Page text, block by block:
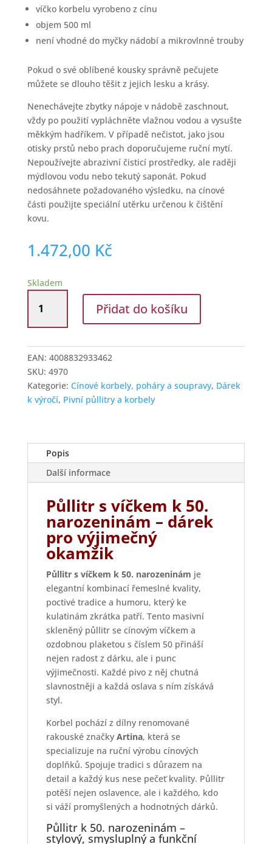
víčko korbelu vyrobeno z cínu
objem 500 ml
není vhodné do myčky nádobí a mikrovlnné trouby
Pokud o své oblíbené kousky správně pečujete
můžete se dlouho těšit z jejich lesku a krásy.
Nenechávejte zbytky nápoje v nádobě zaschnout,
vždy po použití vypláchněte vlažnou vodou a vysušte
měkkým hadříkem. V případě nečistot, jako jsou
otisky prstů nebo prach doporučujeme ruční mytí.
Nepoužívejte abrazivní čisticí prostředky, ale raději
mýdlovou vodu nebo tekutý saponát. Pokud
nedosáhnete požadovaného výsledku, na cínové
části použijte speciální utěrku určenou k čištění
kovu.
1.472,00 Kč
Skladem
půllitr
k
narozeninám
s
cínovým
víčkem
množství
Přidat do košíku
EAN: 4008832933462
SKU: 4970
Kategorie: Cínové korbely, poháry a soupravy, Dárek
k výročí, Pivní půllitry a korbely
Popis
Další informace
Půllitr s víčkem k 50.
narozeninám – dárek
pro výjimečný
okamžik
Půllitr s víčkem k 50. narozeninám je
elegantní kombinací řemeslné kvality,
poctivé tradice a humoru, který ke
kulatinám zkrátka patří. Tento masivní
skleněný půllitr se cínovým víčkem a
ozdobnou plaketou s číslem 50 přináší
nejen radost z dárku, ale i punc
výjimečnosti. Každé pivo z něj chutná
slavnostněji a každá oslava s ním získává
styl.
Korbel pochází z dílny renomované
rakouské značky Artina, která se
specializuje na ruční výrobu cínových
doplňků. Spojuje tradici s důrazem na
detail a každý kus nese pečeť kvality. Půllitr
potěší nejen oslavence, ale i každého, kdo
si váží promyšlených a hodnotných dárků.
Půllitr k 50. narozeninám –
stylový, smysluplný a funkční